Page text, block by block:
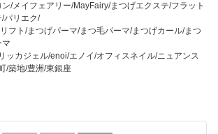
/メイフェアリー/MayFairy/まつげエクステ/フラット
パリエク/
フト/まつげパーマ/まつ毛パーマ/まつげカール/まつ
マ
ッカジェル/enoi/エノイ/オフィスネイル/ニュアンス
/築地/豊洲/東銀座